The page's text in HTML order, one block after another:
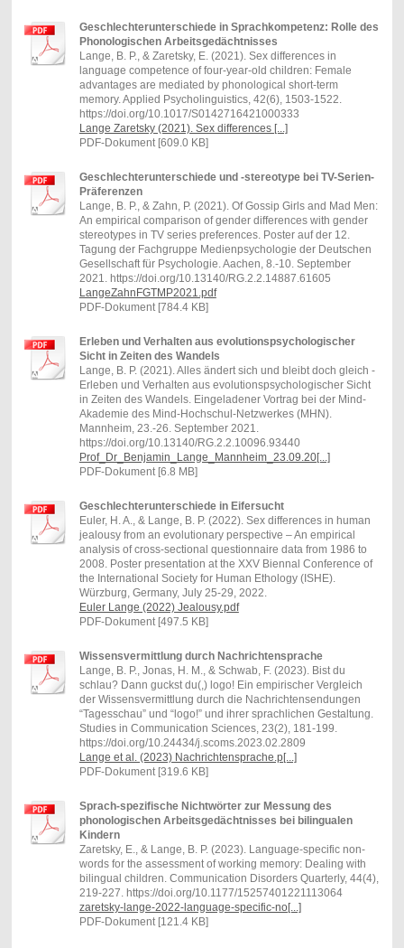
Geschlechterunterschiede in Sprachkompetenz: Rolle des
Phonologischen Arbeitsgedächtnisses
Lange, B. P., & Zaretsky, E. (2021). Sex differences in
language competence of four-year-old children: Female
advantages are mediated by phonological short-term
memory. Applied Psycholinguistics, 42(6), 1503-1522.
https://doi.org/10.1017/S0142716421000333
Lange Zaretsky (2021). Sex differences [...]
PDF-Dokument [609.0 KB]
Geschlechterunterschiede und -stereotype bei TV-Serien-
Präferenzen
Lange, B. P., & Zahn, P. (2021). Of Gossip Girls and Mad Men:
An empirical comparison of gender differences with gender
stereotypes in TV series preferences. Poster auf der 12.
Tagung der Fachgruppe Medienpsychologie der Deutschen
Gesellschaft für Psychologie. Aachen, 8.-10. September
2021. https://doi.org/10.13140/RG.2.2.14887.61605
LangeZahnFGTMP2021.pdf
PDF-Dokument [784.4 KB]
Erleben und Verhalten aus evolutionspsychologischer
Sicht in Zeiten des Wandels
Lange, B. P. (2021). Alles ändert sich und bleibt doch gleich -
Erleben und Verhalten aus evolutionspsychologischer Sicht
in Zeiten des Wandels. Eingeladener Vortrag bei der Mind-
Akademie des Mind-Hochschul-Netzwerkes (MHN).
Mannheim, 23.-26. September 2021.
https://doi.org/10.13140/RG.2.2.10096.93440
Prof_Dr_Benjamin_Lange_Mannheim_23.09.20[...]
PDF-Dokument [6.8 MB]
Geschlechterunterschiede in Eifersucht
Euler, H. A., & Lange, B. P. (2022). Sex differences in human
jealousy from an evolutionary perspective – An empirical
analysis of cross-sectional questionnaire data from 1986 to
2008. Poster presentation at the XXV Biennal Conference of
the International Society for Human Ethology (ISHE).
Würzburg, Germany, July 25-29, 2022.
Euler Lange (2022) Jealousy.pdf
PDF-Dokument [497.5 KB]
Wissensvermittlung durch Nachrichtensprache
Lange, B. P., Jonas, H. M., & Schwab, F. (2023). Bist du
schlau? Dann guckst du(,) logo! Ein empirischer Vergleich
der Wissensvermittlung durch die Nachrichtensendungen
“Tagesschau” und “logo!” und ihrer sprachlichen Gestaltung.
Studies in Communication Sciences, 23(2), 181-199.
https://doi.org/10.24434/j.scoms.2023.02.2809
Lange et al. (2023) Nachrichtensprache.p[...]
PDF-Dokument [319.6 KB]
Sprach-spezifische Nichtwörter zur Messung des
phonologischen Arbeitsgedächtnisses bei bilingualen
Kindern
Zaretsky, E., & Lange, B. P. (2023). Language-specific non-
words for the assessment of working memory: Dealing with
bilingual children. Communication Disorders Quarterly, 44(4),
219-227. https://doi.org/10.1177/15257401221113064
zaretsky-lange-2022-language-specific-no[...]
PDF-Dokument [121.4 KB]